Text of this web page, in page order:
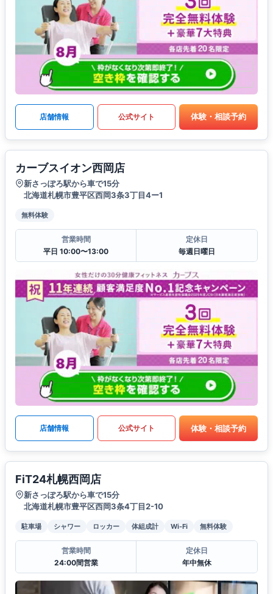
店舗情報 公式サイト 体験・相談予約
カーブスイオン西岡店
新さっぽろ駅から車で15分
北海道札幌市豊平区西岡3条3丁目4ー1
無料体験
営業時間
平日 10:00〜13:00
定休日
毎週日曜日
店舗情報 公式サイト 体験・相談予約
FiT24札幌西岡店
新さっぽろ駅から車で15分
北海道札幌市豊平区西岡3条4丁目2-10
駐車場 シャワー ロッカー 体組成計 Wi-Fi 無料体験
営業時間
24:00間営業
定休日
年中無休